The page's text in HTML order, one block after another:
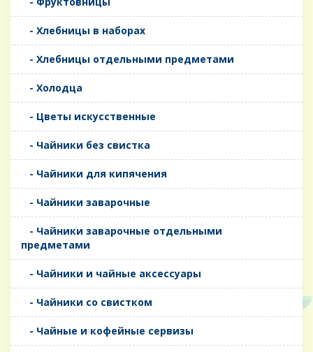
- Хлебницы в наборах
- Хлебницы отдельными предметами
- Холодца
- Цветы искусственные
- Чайники без свистка
- Чайники для кипячения
- Чайники заварочные
- Чайники заварочные отдельными
предметами
- Чайники и чайные аксессуары
- Чайники со свистком
- Чайные и кофейные сервизы